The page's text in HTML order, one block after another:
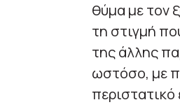
θύμα με τον
τη στιγμή
της άλλης
ωστόσο, με
περιστατικό